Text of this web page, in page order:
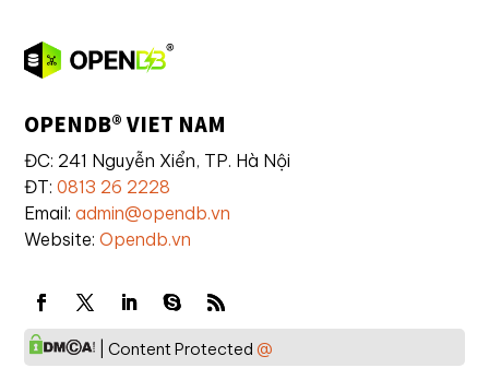
OPENDB® VIET NAM
ĐC: 241 Nguyễn Xiển, TP. Hà Nội
ĐT:0813 26 2228
Email:admin@opendb.vn
Website:Opendb.vn
| Content Protected@